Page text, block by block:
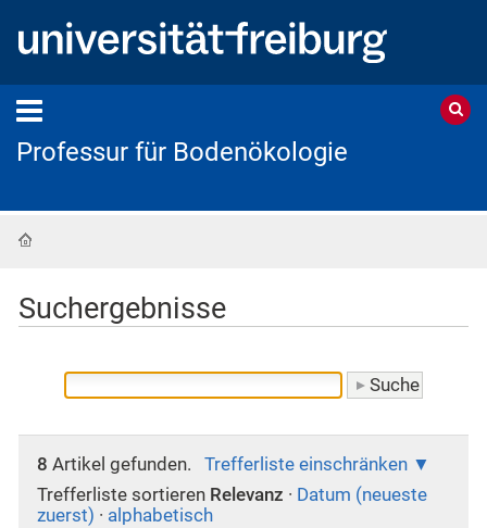
Professur für Bodenökologie
Suchergebnisse
8 Artikel gefunden.
Trefferliste einschränken
Trefferliste sortieren Relevanz · Datum (neueste
zuerst) · alphabetisch